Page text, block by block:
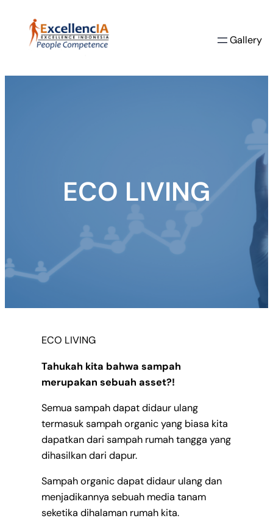
content
Gallery
ECO LIVING
ECO LIVING
Tahukah kita bahwa sampah
merupakan sebuah asset?!
Semua sampah dapat didaur ulang
termasuk sampah organic yang biasa kita
dapatkan dari sampah rumah tangga yang
dihasilkan dari dapur.
Sampah organic dapat didaur ulang dan
menjadikannya sebuah media tanam
seketika dihalaman rumah kita.